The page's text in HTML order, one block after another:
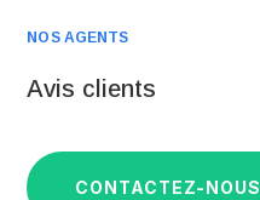
NOS AGENTS
Avis clients
CONTACTEZ-NOUS